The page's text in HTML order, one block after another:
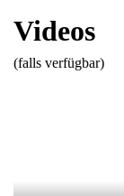
Videos
(falls verfügbar)